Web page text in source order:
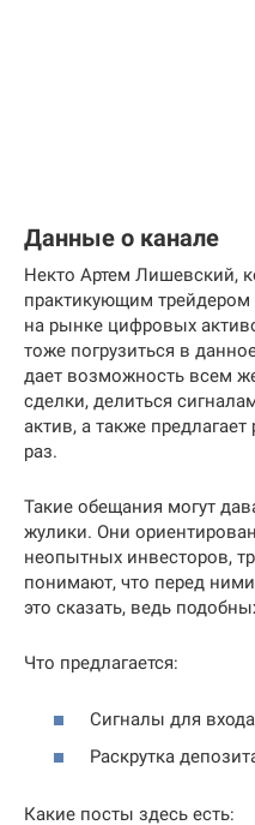
Данные о канале
Некто Артем Лишевский,
практикующим трейдером
на рынке цифровых
тоже погрузиться в
дает возможность всем
сделки, делиться
актив, а также
раз.
Такие обещания могут
жулики. Они
неопытных инвесторов,
понимают, что перед
это сказать, ведь
Что предлагается:
Сигналы для
Раскрутка
Какие посты здесь есть: